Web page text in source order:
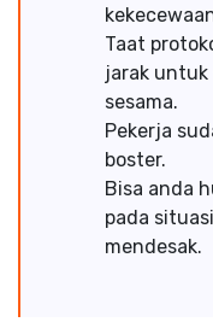
Taat
jarak untuk
sesama.
Pekerja
boster.
Bisa anda
pada
mendesak.